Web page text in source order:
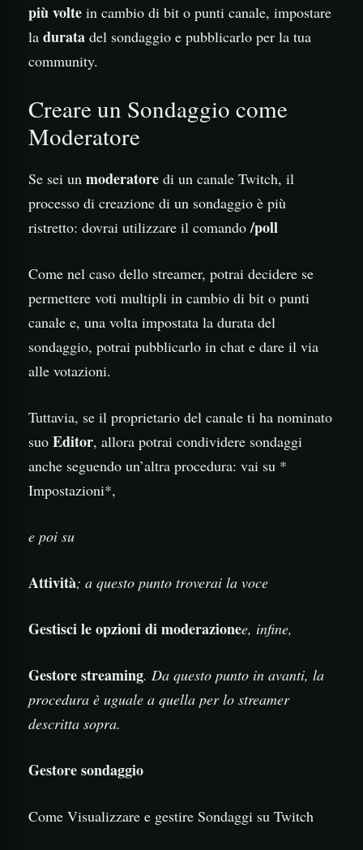
più volte in cambio di bit o punti canale, impostare
la durata del sondaggio e pubblicarlo per la tua
community.
Creare un Sondaggio come
Moderatore
Se sei un moderatore di un canale Twitch, il
processo di creazione di un sondaggio è più
ristretto: dovrai utilizzare il comando/poll
Come nel caso dello streamer, potrai decidere se
permettere voti multipli in cambio di bit o punti
canale e, una volta impostata la durata del
sondaggio, potrai pubblicarlo in chat e dare il via
alle votazioni.
Tuttavia, se il proprietario del canale ti ha nominato
suo Editor, allora potrai condividere sondaggi
anche seguendo un’altra procedura: vai su *
Impostazioni*,
e poi su
Attività; a questo punto troverai la voce
Gestisci le opzioni di moderazionee, infine,
Gestore streaming. Da questo punto in avanti, la
procedura è uguale a quella per lo streamer
descritta sopra.
Gestore sondaggio
Come Visualizzare e gestire Sondaggi su Twitch